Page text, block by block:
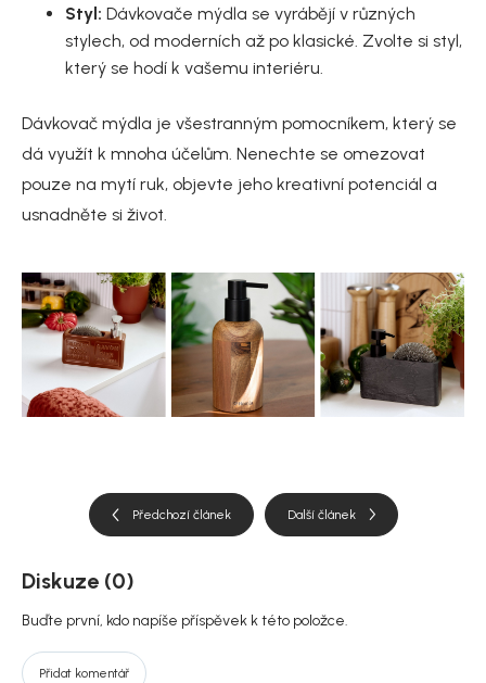
Styl: Dávkovače mýdla se vyrábějí v různých
stylech, od moderních až po klasické. Zvolte si styl,
který se hodí k vašemu interiéru.
Dávkovač mýdla je všestranným pomocníkem, který se
dá využít k mnoha účelům. Nenechte se omezovat
pouze na mytí ruk, objevte jeho kreativní potenciál a
usnadněte si život.
Předchozí článek Další článek
Diskuze (0)
Buďte první, kdo napíše příspěvek k této položce.
Přidat komentář